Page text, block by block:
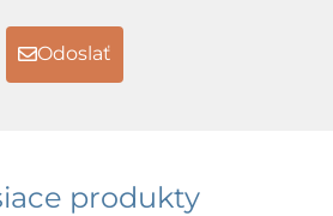
Odoslať
produkty